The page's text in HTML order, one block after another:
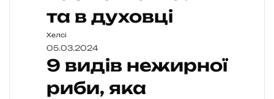
та в духовці
Хелсі
05.03.2024
9 видів нежирної
риби, яка